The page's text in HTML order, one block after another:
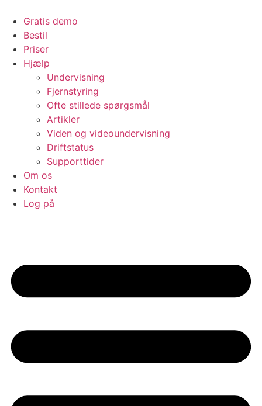
indhold
Gratis demo
Bestil
Priser
Hjælp
Undervisning
Fjernstyring
Ofte stillede spørgsmål
Artikler
Viden og videoundervisning
Driftstatus
Supporttider
Om os
Kontakt
Log på